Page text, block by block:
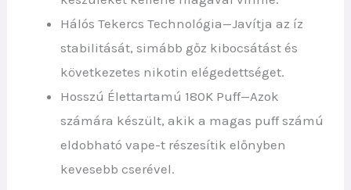
Hálós Tekercs Technológia—Javítja az íz
stabilitását, simább gőz kibocsátást és
következetes nikotin elégedettséget.
Hosszú Élettartamú 180K Puff—Azok
számára készült, akik a magas puff számú
eldobható vape-t részesítik előnyben
kevesebb cserével.